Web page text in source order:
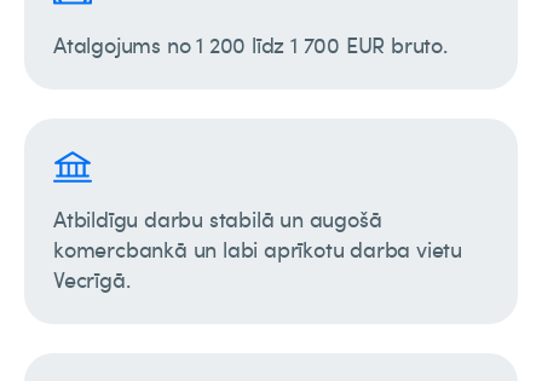
Atalgojums no 1 200 līdz 1 700 EUR bruto.
Atbildīgu darbu stabilā un augošā
komercbankā un labi aprīkotu darba vietu
Vecrīgā.